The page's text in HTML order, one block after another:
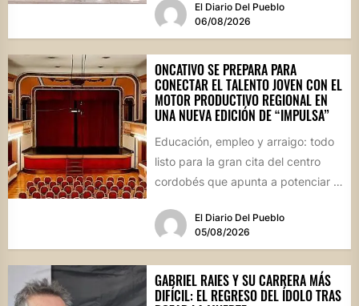
cancha...El Diario Del Pueblo
06/08/2026
ONCATIVO SE PREPARA PARA
CONECTAR EL TALENTO JOVEN CON EL
MOTOR PRODUCTIVO REGIONAL EN
UNA NUEVA EDICIÓN DE “IMPULSA”
Educación, empleo y arraigo: todo
listo para la gran cita del centro
cordobés que apunta a potenciar el
El Diario Del Pueblo
05/08/2026
GABRIEL RAIES Y SU CARRERA MÁS
DIFÍCIL: EL REGRESO DEL ÍDOLO TRAS